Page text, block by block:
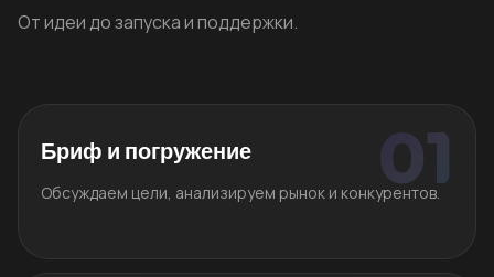
От идеи до запуска и поддержки.
Бриф и погружение
Обсуждаем цели, анализируем рынок и конкурентов.